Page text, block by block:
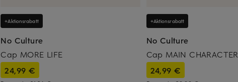
+Aktionsrabatt
No Culture
Cap MORE LIFE
24,99 €
+Aktionsrabatt
No Culture
Cap MAIN CHARACTER
24,99 €